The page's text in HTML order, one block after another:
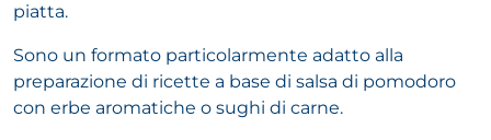
piatta.
Sono un formato particolarmente adatto alla
preparazione di ricette a base di salsa di pomodoro
con erbe aromatiche o sughi di carne.